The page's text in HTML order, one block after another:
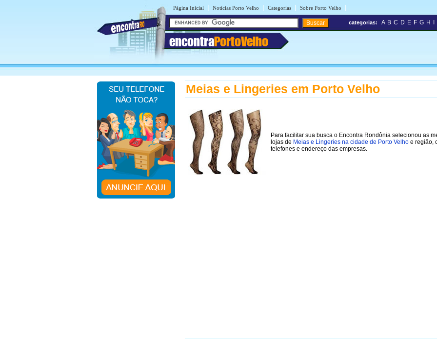
Página Inicial | Notícias Porto Velho | Categorias | Sobre Porto Velho |
encontraPortoVelho
categorias: A B C D E F G H
Meias e Lingeries em Porto Velho
Para facilitar sua busca o Encontra Rondônia selecionou as
lojas de Meias e Lingeries na cidade de Porto Velho e região,
telefones e endereço das empresas.